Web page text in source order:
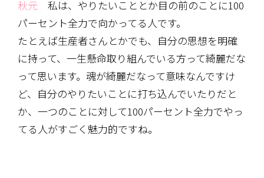
秋元 私は、やりたいこととか目の前のことに100
パーセント全力で向かってる人です。
たとえば生産者さんとかでも、自分の思想を明確
に持って、一生懸命取り組んでいる方って綺麗だな
って思います。魂が綺麗だなって意味なんですけ
ど、自分のやりたいことに打ち込んでいたりだと
か、一つのことに対して100パーセント全力でやっ
てる人がすごく魅力的ですね。